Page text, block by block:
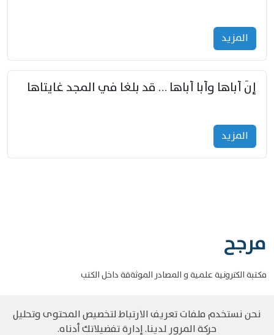
المزید
إنّ أباها وأبا أباها … قد بلغا في المجد غايتاها
المزید
مرجح
مكتبة الكترونية علمية و المصادر الموثةقة داخل الكتب
نحن نستخدم ملفات تعريف الارتباط لتخصيص المحتوى وتحليل
حركة المرور لدينا. إدارة تفضيلاتك أدناه.